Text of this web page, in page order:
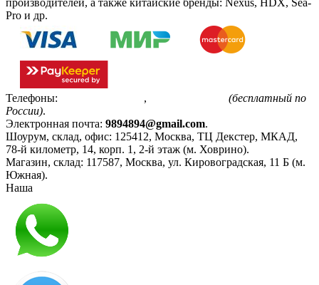
Pro и др.
Телефоны: ,
(бесплатный по
России).
Электронная почта: 9894894@gmail.com.
Шоурум, склад, офис: 125412, Москва, ТЦ Декстер, МКАД,
78-й километр, 14, корп. 1, 2-й этаж (м. Ховрино).
Магазин, склад: 117587, Москва, ул. Кировоградская, 11 Б (м.
Южная).
Наша